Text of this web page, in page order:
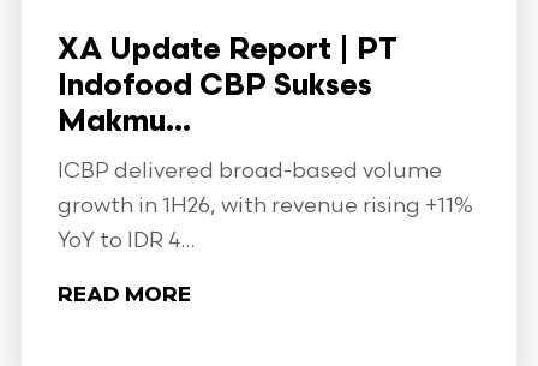
XA Update Report | PT
Indofood CBP Sukses
Makmu...
ICBP delivered broad-based volume
growth in 1H26, with revenue rising +11%
YoY to IDR 4...
READ MORE